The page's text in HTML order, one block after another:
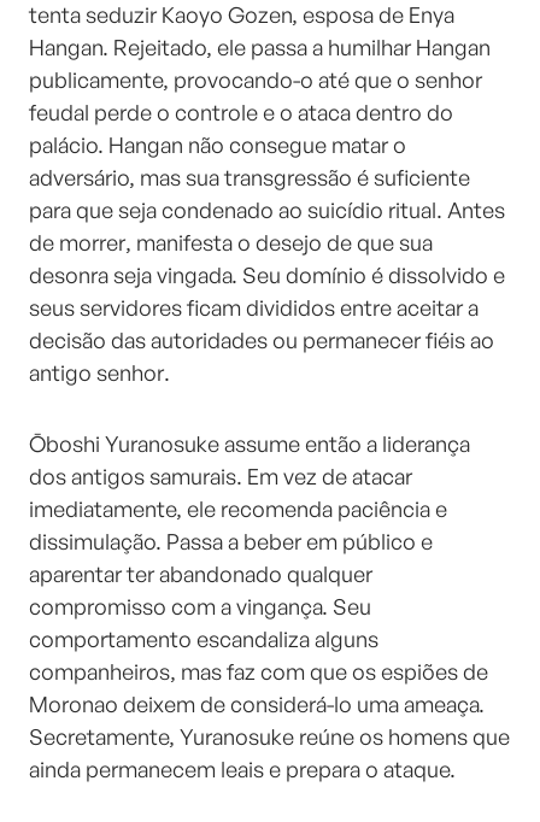
tenta seduzir Kaoyo Gozen, esposa de Enya
Hangan. Rejeitado, ele passa a humilhar Hangan
publicamente, provocando-o até que o senhor
feudal perde o controle e o ataca dentro do
palácio. Hangan não consegue matar o
adversário, mas sua transgressão é suficiente
para que seja condenado ao suicídio ritual. Antes
de morrer, manifesta o desejo de que sua
desonra seja vingada. Seu domínio é dissolvido e
seus servidores ficam divididos entre aceitar a
decisão das autoridades ou permanecer fiéis ao
antigo senhor.
Ōboshi Yuranosuke assume então a liderança
dos antigos samurais. Em vez de atacar
imediatamente, ele recomenda paciência e
dissimulação. Passa a beber em público e
aparentar ter abandonado qualquer
compromisso com a vingança. Seu
comportamento escandaliza alguns
companheiros, mas faz com que os espiões de
Moronao deixem de considerá-lo uma ameaça.
Secretamente, Yuranosuke reúne os homens que
ainda permanecem leais e prepara o ataque.